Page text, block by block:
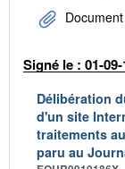
Signé le : 01-09-
Délibération
d'un site
traitements
paru au